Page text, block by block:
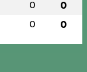
0 0
0 0